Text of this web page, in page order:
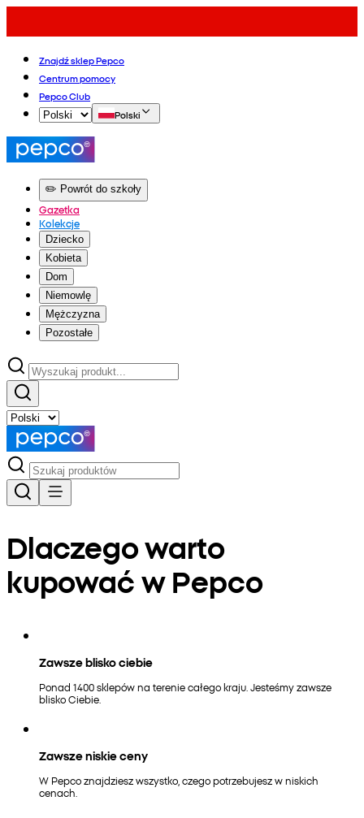
Znajdź sklep Pepco
Centrum pomocy
Pepco Club
Polski
✏️ Powrót do szkoły
Gazetka
Kolekcje
Dziecko
Kobieta
Dom
Niemowlę
Mężczyzna
Pozostałe
Dlaczego warto
kupować w Pepco
Zawsze blisko ciebie
Ponad 1400 sklepów na terenie całego kraju. Jesteśmy zawsze
blisko Ciebie.
Zawsze niskie ceny
W Pepco znajdziesz wszystko, czego potrzebujesz w niskich
cenach.